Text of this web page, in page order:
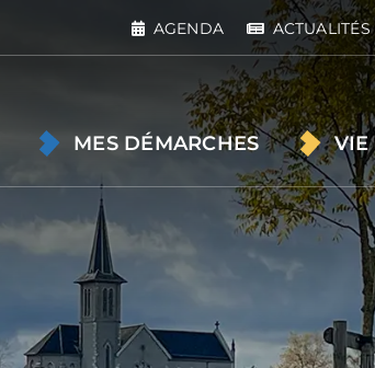
AGENDA ACTUALITÉS
MES DÉMARCHES VIE